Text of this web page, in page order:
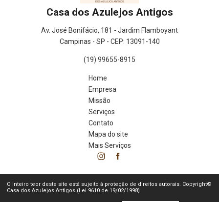
Casa dos Azulejos Antigos
Av. José Bonifácio, 181 - Jardim Flamboyant
Campinas - SP - CEP: 13091-140
(19) 99655-8915
Home
Empresa
Missão
Serviços
Contato
Mapa do site
Mais Serviços
O inteiro teor deste site está sujeito à proteção de direitos autorais. Copyright©
Casa dos Azulejos Antigos (Lei 9610 de 19/02/1998)